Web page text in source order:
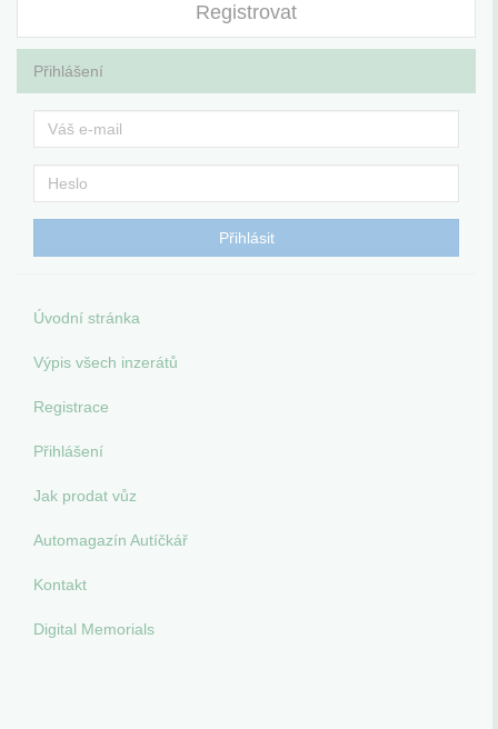
Registrovat
Přihlášení
Úvodní stránka
Výpis všech inzerátů
Registrace
Přihlášení
Jak prodat vůz
Automagazín Autíčkář
Kontakt
Digital Memorials